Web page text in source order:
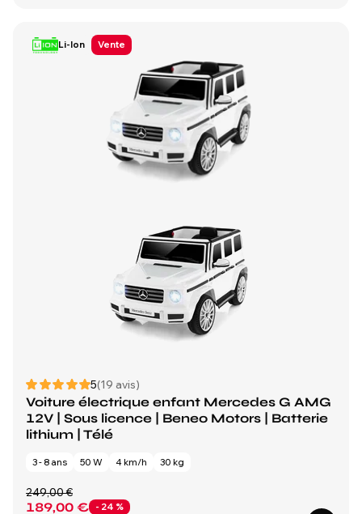
Li-Ion Vente
5(19 avis)
Voiture électrique enfant Mercedes G AMG
12V | Sous licence | Beneo Motors | Batterie
lithium | Télé
3 - 8 ans 50 W 4 km/h 30 kg
189,00 € - 24 %
249,00 €